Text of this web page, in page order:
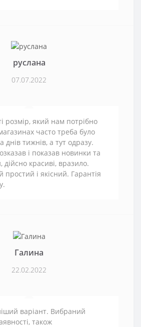
руслана
07.07.2022
розмір, який нам потрібно
часто треба було
днів тижнів, а тут одразу.
і показав новинки та
дійсно красиві, вразило.
простий і якісний. Гарантія
Галина
22.02.2022
варіант. Вибраний
також